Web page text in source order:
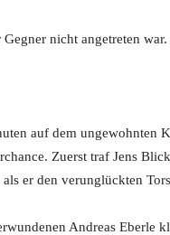
nicht angetreten war.
auf dem ungewohnten
Zuerst traf Jens
er den verunglückten
Andreas Eberle